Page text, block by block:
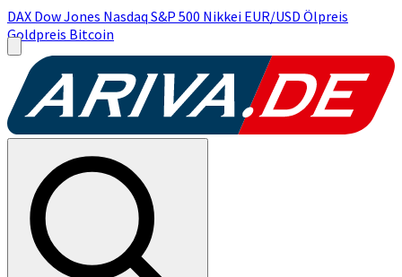
DAX Dow Jones Nasdaq S&P 500 Nikkei EUR/USD Ölpreis
Goldpreis Bitcoin